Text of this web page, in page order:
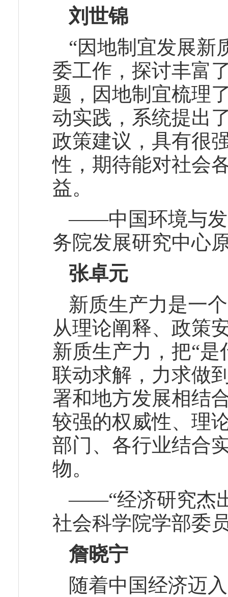
刘世锦
“因地制宜发展新
委工作，探讨丰富
题，因地制宜梳理
动实践，系统提出
政策建议，具有很
性，期待能对社会
益。
——中国环境与发
务院发展研究中心
张卓元
新质生产力是一
从理论阐释、政策
新质生产力，把“是
联动求解，力求做
署和地方发展相结
较强的权威性、理
部门、各行业结合
物。
——“经济研究杰
社会科学院学部委
詹晓宁
随着中国经济迈